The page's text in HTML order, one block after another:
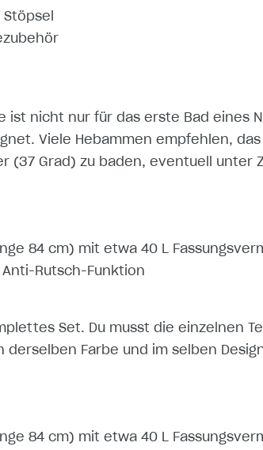
ist nicht nur für das erste Bad eines
Viele Hebammen empfehlen, das
(37 Grad) zu baden, eventuell unter
84 cm) mit etwa 40 L
Rutsch-Funktion
Set. Du musst die einzelnen
derselben Farbe und im selben
84 cm) mit etwa 40 L